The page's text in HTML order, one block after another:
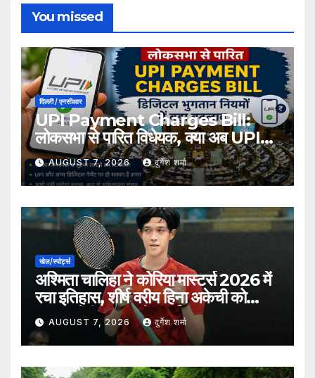
You missed
दिल्ली / एनसीआर
UPI Payment Charges Bill:
लोकसभा से पारित विधेयक, क्या अब UPI
भुगतान पर लग सकता है शुल्क?
AUGUST 7, 2026 दुर्गेश शर्मा
खेल/स्पोर्ट्स
अश्मिता चालिहा ने कोरिया मास्टर्स 2026 में
रचा इतिहास, शीर्ष वरीय हिना अकेची को
हराकर सेमीफाइनल में बनाई जगह
AUGUST 7, 2026 दुर्गेश शर्मा